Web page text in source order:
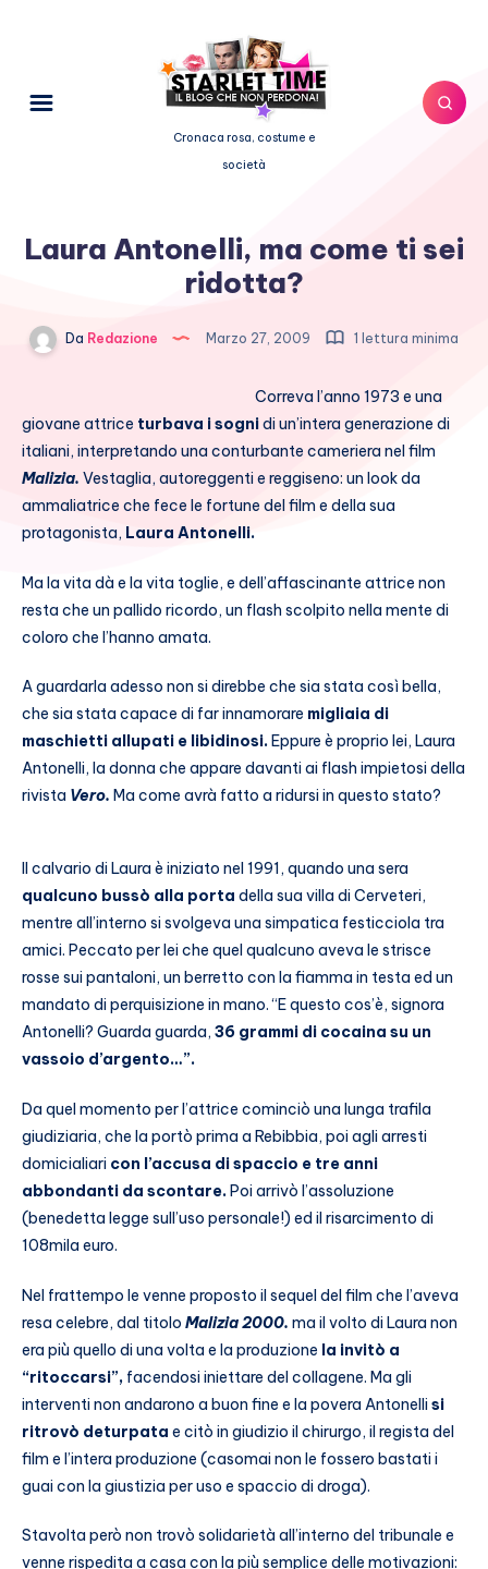
Cronaca rosa, costume e
società
Laura Antonelli, ma come ti sei
ridotta?
Da Redazione Marzo 27, 2009 1 lettura minima
Correva l’anno 1973 e una
giovane attrice turbava i sognidi un’intera generazione di
italiani, interpretando una conturbante cameriera nel film
Malizia. Vestaglia, autoreggenti e reggiseno: un look da
ammaliatrice che fece le fortune del film e della sua
protagonista, Laura Antonelli.
Ma la vita dà e la vita toglie, e dell’affascinante attrice non
resta che un pallido ricordo, un flash scolpito nella mente di
coloro che l’hanno amata.
A guardarla adesso non si direbbe che sia stata così bella,
che sia stata capace di far innamorare migliaia di
maschietti allupati e libidinosi. Eppure è proprio lei, Laura
Antonelli, la donna che appare davanti ai flash impietosi della
rivista Vero. Ma come avrà fatto a ridursi in questo stato?
Il calvario di Laura è iniziato nel 1991, quando una sera
qualcuno bussò alla porta della sua villa di Cerveteri,
mentre all’interno si svolgeva una simpatica festicciola tra
amici. Peccato per lei che quel qualcuno aveva le strisce
rosse sui pantaloni, un berretto con la fiamma in testa ed un
mandato di perquisizione in mano. “E questo cos’è, signora
Antonelli? Guarda guarda, 36 grammi di cocaina su un
vassoio d’argento…”.
Da quel momento per l’attrice cominciò una lunga trafila
giudiziaria, che la portò prima a Rebibbia, poi agli arresti
domicialiari con l’accusa di spaccio e tre anni
abbondanti da scontare.Poi arrivò l’assoluzione
(benedetta legge sull’uso personale!) ed il risarcimento di
108mila euro.
Nel frattempo le venne proposto il sequel del film che l’aveva
resa celebre, dal titolo Malizia 2000. ma il volto di Laura non
era più quello di una volta e la produzione la invitò a
“ritoccarsi”, facendosi iniettare del collagene. Ma gli
interventi non andarono a buon fine e la povera Antonellisi
ritrovò deturpata e citò in giudizio il chirurgo, il regista del
film e l’intera produzione (casomai non le fossero bastati i
guai con la giustizia per uso e spaccio di droga).
Stavolta però non trovò solidarietà all’interno del tribunale e
venne rispedita a casa con la più semplice delle motivazioni: